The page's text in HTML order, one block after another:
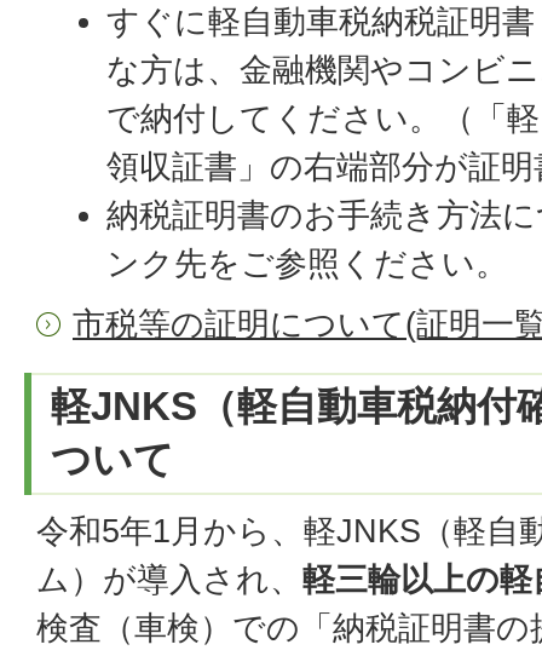
すぐに軽自動車税納税証明
な方は、金融機関やコンビ
で納付してください。（「
領収証書」の右端部分が証
納税証明書のお手続き方法
ンク先をご参照ください。
市税等の証明について(証明一
軽JNKS（軽自動車税納付
ついて
令和5年1月から、軽JNKS（軽自
ム）が導入され、 軽三輪以上の軽
検査（車検）での「納税証明書